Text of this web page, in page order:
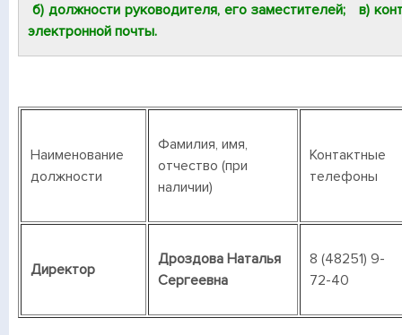
б) должности руководителя, его заместителей; в)
электронной почты.
Наименование
должности
Фамилия, имя,
отчество (при
наличии)
Контактные
телефоны
Директор
Дроздова Наталья
Сергеевна
8 (48251) 9-
72-40